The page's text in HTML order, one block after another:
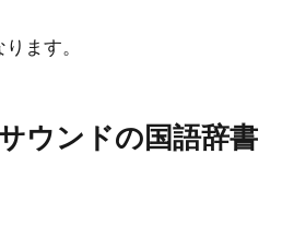
ます。
ウンドの国語辞書